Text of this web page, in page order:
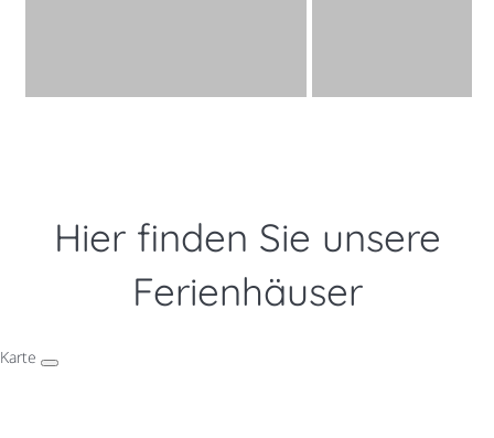
Hier finden Sie unsere
Ferienhäuser
Karte